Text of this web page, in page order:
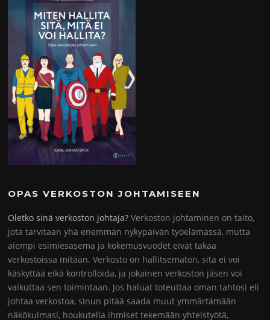
OPAS VERKOSTON JOHTAMISEEN
Oletko sinä verkoston johtaja? Verkoston johtaminen on taito,
jota tarvitaan yhä enemmän nykypäivän työelämässä, mutta
aiempi esimiesasema ja kokemusvuodet eivät takaa
verkostoissa mitään. Verkosto on hallitsematon, sitä ei voi
käskyttää eikä kontrolloida, ja jokainen verkoston jäsen voi
vaikuttaa sen toimintaan. Jos haluat toteuttaa oman tahtosi eli
johtaa verkostoa, sinun pitää saada muut ymmärtämään
näkökulmasi, houkutella ihmiset tekemään yhteistyötä,